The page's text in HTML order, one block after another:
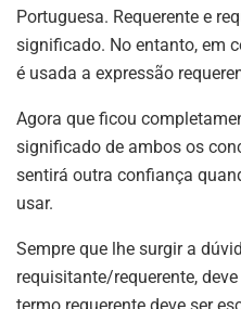
Portuguesa. Requerente e
significado. No entanto, em
é usada a expressão
Agora que ficou
significado de ambos os
sentirá outra confiança
usar.
Sempre que lhe surgir a
requisitante/requerente,